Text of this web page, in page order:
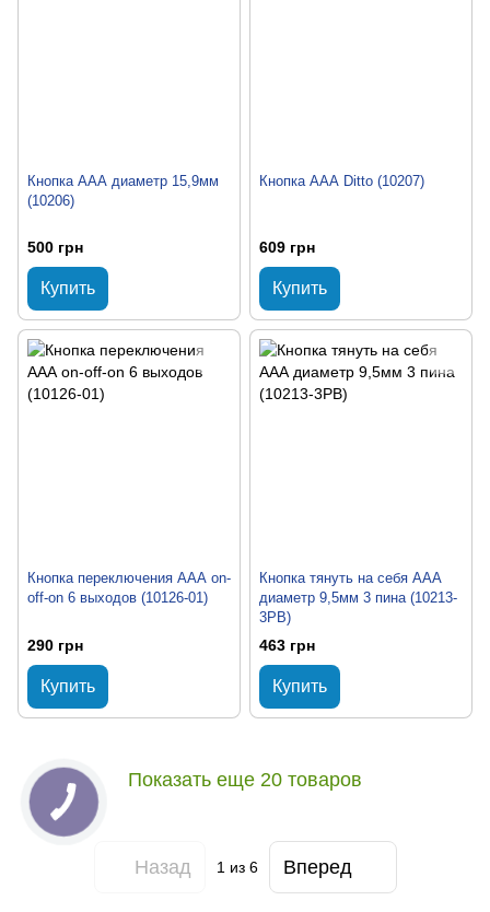
Кнопка ААА диаметр 15,9мм
(10206)
500 грн
Купить
Кнопка ААА Ditto (10207)
609 грн
Купить
Кнопка переключения ААА on-
off-on 6 выходов (10126-01)
290 грн
Купить
Кнопка тянуть на себя ААА
диаметр 9,5мм 3 пина (10213-
3PB)
463 грн
Купить
Показать еще 20 товаров
Назад 1 из 6 Вперед